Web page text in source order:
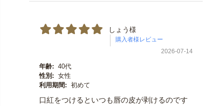
しょう様
2026-07-14
年齢: 40代
性別: 女性
利用期間: 初めて
口紅をつけるといつも唇の皮が剥けるのです